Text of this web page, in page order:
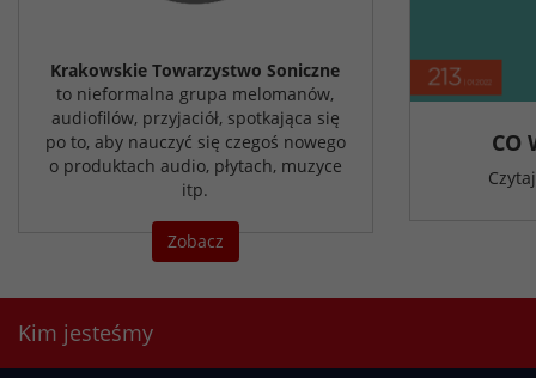
Krakowskie Towarzystwo Soniczne
to nieformalna grupa melomanów,
audiofilów, przyjaciół, spotkająca się
po to, aby nauczyć się czegoś nowego
o produktach audio, płytach, muzyce
itp.
Zobacz
CO
Kim jesteśmy